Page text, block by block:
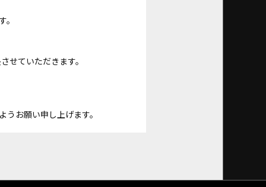
せていただきます。
お願い申し上げます。